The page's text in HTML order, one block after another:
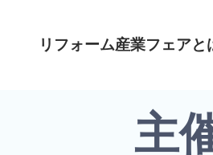
リフォーム産業フェアと
主